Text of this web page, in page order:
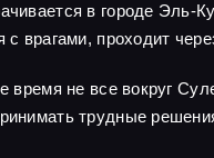
в городе Эль-
врагами, проходит
время не все вокруг
трудные